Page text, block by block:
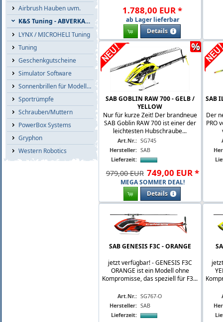
Airbrush Hauben uvm.
K&S Tuning - ABVERKAUF
LYNX / MICROHELI Tuning
Tuning
Geschenkgutscheine
Simulator Software
Sonnenbrillen für Modellflieger
Sportrümpfe
Schrauben/Muttern
PowerBox Systems
Gryphon
Western Robotics
1.788,00 EUR*
ab Lager lieferbar
Details
SAB GOBLIN RAW 700 - GELB /
YELLOW
Nur für kurze Zeit! Der brandneue
SAB Goblin RAW 700 ist einer der
leichtesten Hubschraube...
Art.Nr.: SG745
Hersteller: SAB
Lieferzeit:
979,00 EUR 749,00 EUR*
MEGA SOMMER DEAL!
Details
%
SAB
Der
PRO
SAB GENESIS F3C - ORANGE
jetzt verfügbar! - GENESIS F3C
ORANGE ist ein Modell ohne
Kompromisse, das speziell für F3...
Art.Nr.: SG767-O
Hersteller: SAB
Lieferzeit: